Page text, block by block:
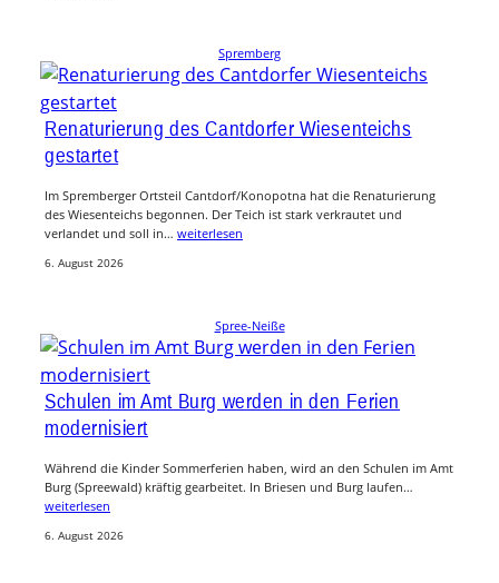
Spremberg
Renaturierung des Cantdorfer Wiesenteichs
gestartet
Im Spremberger Ortsteil Cantdorf/Konopotna hat die Renaturierung
des Wiesenteichs begonnen. Der Teich ist stark verkrautet und
verlandet und soll in… weiterlesen
6. August 2026
Spree-Neiße
Schulen im Amt Burg werden in den Ferien
modernisiert
Während die Kinder Sommerferien haben, wird an den Schulen im Amt
Burg (Spreewald) kräftig gearbeitet. In Briesen und Burg laufen…
weiterlesen
6. August 2026